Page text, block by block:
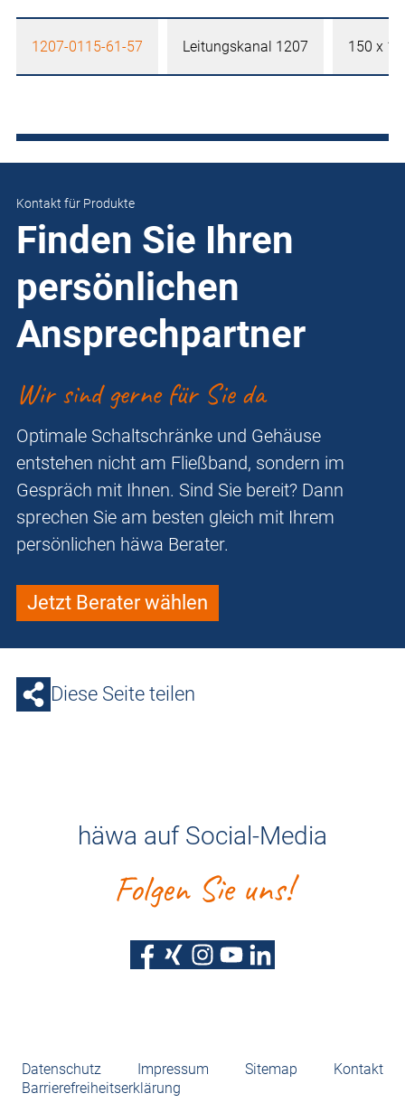
1207-0115-61-57 Leitungskanal 1207 150 x
Kontakt für Produkte
Finden Sie Ihren
persönlichen
Ansprechpartner
Wir sind gerne für Sie da
Optimale Schaltschränke und Gehäuse
entstehen nicht am Fließband, sondern im
Gespräch mit Ihnen. Sind Sie bereit? Dann
sprechen Sie am besten gleich mit Ihrem
persönlichen häwa Berater.
Jetzt Berater wählen
Diese Seite teilen
häwa auf Social-Media
Folgen Sie uns!
Datenschutz Impressum Sitemap
Kontakt
Barrierefreiheitserklärung